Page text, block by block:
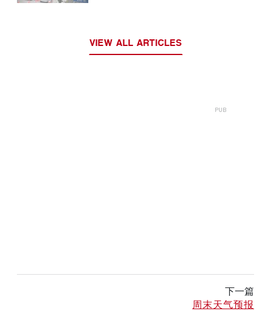
VIEW ALL ARTICLES
下一篇
周末天气预报